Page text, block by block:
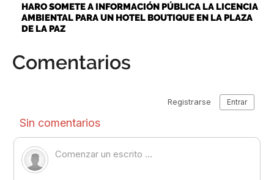
HARO SOMETE A INFORMACIÓN PÚBLICA LA LICENCIA
AMBIENTAL PARA UN HOTEL BOUTIQUE EN LA PLAZA
DE LA PAZ
Comentarios